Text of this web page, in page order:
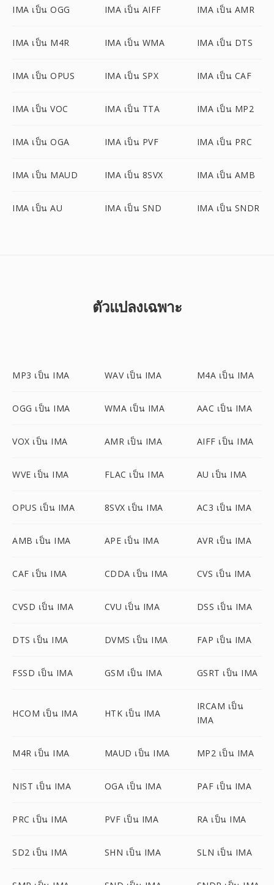
IMA เป็น OGG IMA เป็น AIFF IMA เป็น AMR
IMA เป็น M4R IMA เป็น WMA IMA เป็น DTS
IMA เป็น OPUS IMA เป็น SPX IMA เป็น CAF
IMA เป็น VOC IMA เป็น TTA IMA เป็น MP2
IMA เป็น OGA IMA เป็น PVF IMA เป็น PRC
IMA เป็น MAUD IMA เป็น 8SVX IMA เป็น AMB
IMA เป็น AU IMA เป็น SND IMA เป็น SNDR
ตัวแปลงเฉพาะ
MP3 เป็น IMA WAV เป็น IMA M4A เป็น IMA
OGG เป็น IMA WMA เป็น IMA AAC เป็น IMA
VOX เป็น IMA AMR เป็น IMA AIFF เป็น IMA
WVE เป็น IMA FLAC เป็น IMA AU เป็น IMA
OPUS เป็น IMA 8SVX เป็น IMA AC3 เป็น IMA
AMB เป็น IMA APE เป็น IMA AVR เป็น IMA
CAF เป็น IMA CDDA เป็น IMA CVS เป็น IMA
CVSD เป็น IMA CVU เป็น IMA DSS เป็น IMA
DTS เป็น IMA DVMS เป็น IMA FAP เป็น IMA
FSSD เป็น IMA GSM เป็น IMA GSRT เป็น IMA
HCOM เป็น IMA HTK เป็น IMA
IRCAM เป็น
IMA
M4R เป็น IMA MAUD เป็น IMA MP2 เป็น IMA
NIST เป็น IMA OGA เป็น IMA PAF เป็น IMA
PRC เป็น IMA PVF เป็น IMA RA เป็น IMA
SD2 เป็น IMA SHN เป็น IMA SLN เป็น IMA